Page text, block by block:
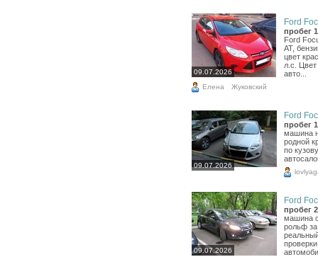
09.07.2026
Ford
пробег
Ford
АТ,
цвет
л.с.
авто...
Елена Жуковский
09.07.2026
Ford
пробег
машина
родной
по
09.07.2026
Ford
пробег
машина
рольф за